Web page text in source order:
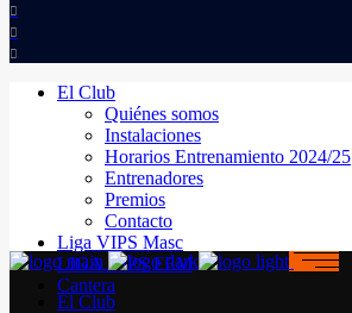
El Club
Quiénes somos
Instalaciones
Horarios Entrenamiento 2024/25
Entrenadores
Premios
Contacto
Liga VIPS Masc
LIGA VIPS FEM
Cantera
El Club